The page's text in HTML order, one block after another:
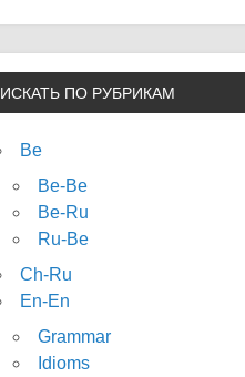
ИСКАТЬ ПО РУБРИКАМ
Be
Be-Be
Be-Ru
Ru-Be
Ch-Ru
En-En
Grammar
Idioms